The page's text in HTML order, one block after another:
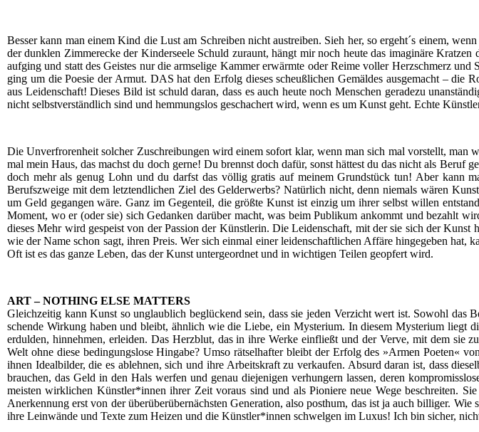
Bes­ser kann man einem Kind die Lust am Schrei­ben nicht aus­trei­ben. Sieh her, so ergeht´s einem,
der dunk­len Zim­mer­ecke der Kin­der­see­le Schuld zuraunt, hängt mir noch heu­te das ima­gi­nä­re
auf­ging und statt des Geis­tes nur die arm­se­li­ge Kam­mer erwärm­te oder Rei­me vol­ler Herz­schmerz
ging um die Poe­sie der Armut. DAS hat den Erfolg die­ses scheuß­li­chen Gemäl­des aus­ge­macht –
aus Lei­den­schaft! Die­ses Bild ist schuld dar­an, dass es auch heu­te noch Men­schen gera­de­zu
nicht selbst­ver­ständ­lich sind und hem­mungs­los gescha­chert wird, wenn es um Kunst geht. Ech­te
Die Unver­fro­ren­heit sol­cher Zuschrei­bun­gen wird einem sofort klar, wenn man sich mal vor­stellt, man
mal mein Haus, das machst du doch ger­ne! Du brennst doch dafür, sonst hät­test du das nicht als
doch mehr als genug Lohn und du darfst das völ­lig gra­tis auf mei­nem Grund­stück tun! Aber kann
Berufs­zwei­ge mit dem letzt­end­li­chen Ziel des Geld­erwerbs? Natür­lich nicht, denn nie­mals wären
um Geld gegan­gen wäre. Ganz im Gegen­teil, die größ­te Kunst ist ein­zig um ihrer selbst wil­len
Moment, wo er (oder sie) sich Gedan­ken dar­über macht, was beim Publi­kum ankommt und bezahlt
die­ses Mehr wird gespeist von der Pas­si­on der Künst­le­rin. Die Lei­den­schaft, mit der sie sich der
wie der Name schon sagt, ihren Preis. Wer sich ein­mal einer lei­den­schaft­li­chen Affä­re hin­ge­ge­ben
Oft ist es das gan­ze Leben, das der Kunst unter­ge­ord­net und in wich­ti­gen Tei­len geop­fert wird.
ART – NOTHING ELSE MATTERS
Gleich­zei­tig kann Kunst so unglaub­lich beglü­ckend sein, dass sie jeden Ver­zicht wert ist. Sowohl
schen­de Wir­kung haben und bleibt, ähn­lich wie die Lie­be, ein Mys­te­ri­um. In die­sem Mys­te­ri­um
erdul­den, hin­neh­men, erlei­den. Das Herz­blut, das in ihre Wer­ke ein­fließt und der Ver­ve, mit dem sie
Welt ohne die­se bedin­gungs­lo­se Hin­ga­be? Umso rät­sel­haf­ter bleibt der Erfolg des »Armen Poe­ten«
ihnen Ide­al­bil­der, die es ableh­nen, sich und ihre Arbeits­kraft zu ver­kau­fen. Absurd dar­an ist, dass
brau­chen, das Geld in den Hals wer­fen und genau die­je­ni­gen ver­hun­gern las­sen, deren
meis­ten wirk­li­chen Künstler*innen ihrer Zeit vor­aus sind und als Pio­nie­re neue Wege beschrei­ten.
Aner­ken­nung erst von der über­über­über­nächs­ten Gene­ra­ti­on, also post­hum, das ist ja auch bil­li­ger.
ihre Lein­wän­de und Tex­te zum Hei­zen und die Künstler*innen schwel­gen im Luxus! Ich bin sicher,